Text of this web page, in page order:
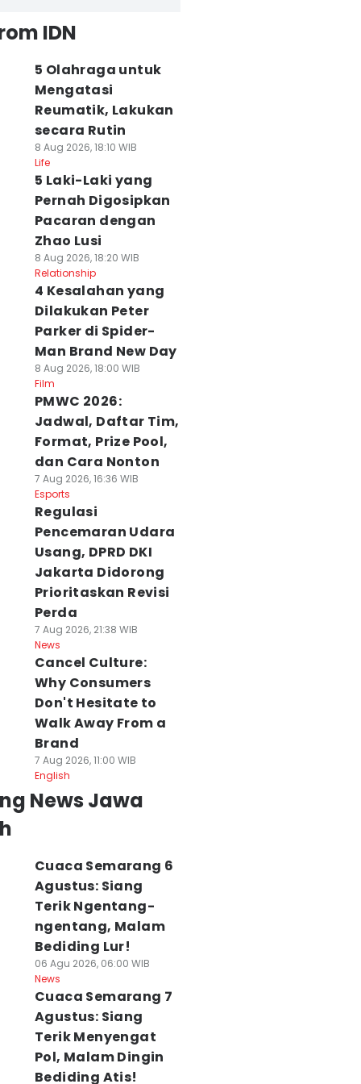
IDN
5 Olahraga untuk
Mengatasi
Reumatik, Lakukan
secara Rutin
8 Aug 2026, 18:10 WIB
Life
5 Laki-Laki yang
Pernah Digosipkan
Pacaran dengan
Zhao Lusi
8 Aug 2026, 18:20 WIB
Relationship
4 Kesalahan yang
Dilakukan Peter
Parker di Spider-
Man Brand New Day
8 Aug 2026, 18:00 WIB
Film
PMWC 2026:
Jadwal, Daftar Tim,
Format, Prize Pool,
dan Cara Nonton
7 Aug 2026, 16:36 WIB
Esports
Regulasi
Pencemaran Udara
Usang, DPRD DKI
Jakarta Didorong
Prioritaskan Revisi
Perda
7 Aug 2026, 21:38 WIB
News
Cancel Culture:
Why Consumers
Don't Hesitate to
Walk Away From a
Brand
7 Aug 2026, 11:00 WIB
English
News Jawa
Cuaca Semarang 6
Agustus: Siang
Terik Ngentang-
ngentang, Malam
Bediding Lur!
06 Agu 2026, 06:00 WIB
News
Cuaca Semarang 7
Agustus: Siang
Terik Menyengat
Pol, Malam Dingin
Bediding Atis!